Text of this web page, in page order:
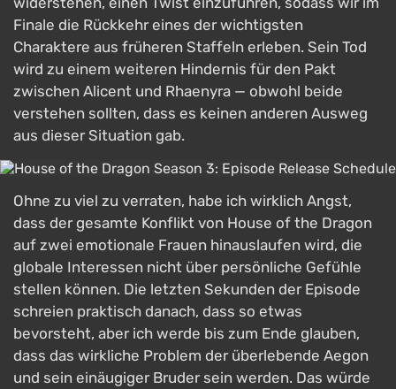
Finale die Rückkehr eines der wichtigsten
Charaktere aus früheren Staffeln erleben. Sein Tod
wird zu einem weiteren Hindernis für den Pakt
zwischen Alicent und Rhaenyra — obwohl beide
verstehen sollten, dass es keinen anderen Ausweg
aus dieser Situation gab.
Ohne zu viel zu verraten, habe ich wirklich Angst,
dass der gesamte Konflikt von House of the Dragon
auf zwei emotionale Frauen hinauslaufen wird, die
globale Interessen nicht über persönliche Gefühle
stellen können. Die letzten Sekunden der Episode
schreien praktisch danach, dass so etwas
bevorsteht, aber ich werde bis zum Ende glauben,
dass das wirkliche Problem der überlebende Aegon
und sein einäugiger Bruder sein werden. Das würde